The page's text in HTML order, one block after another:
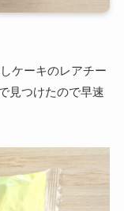
ケーキのレアチー
見つけたので早速